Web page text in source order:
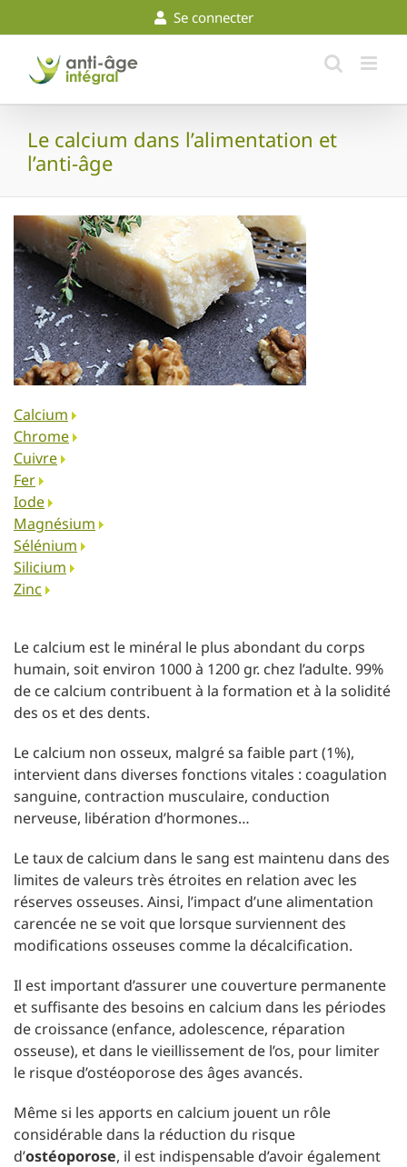
to
content
Se connecter
Le calcium dans l’alimentation et
l’anti-âge
Calcium
Chrome
Cuivre
Fer
Iode
Magnésium
Sélénium
Silicium
Zinc
Le calcium est le minéral le plus abondant du corps
humain, soit environ 1000 à 1200 gr. chez l’adulte. 99%
de ce calcium contribuent à la formation et à la solidité
des os et des dents.
Le calcium non osseux, malgré sa faible part (1%),
intervient dans diverses fonctions vitales : coagulation
sanguine, contraction musculaire, conduction
nerveuse, libération d’hormones…
Le taux de calcium dans le sang est maintenu dans des
limites de valeurs très étroites en relation avec les
réserves osseuses. Ainsi, l’impact d’une alimentation
carencée ne se voit que lorsque surviennent des
modifications osseuses comme la décalcification.
Il est important d’assurer une couverture permanente
et suffisante des besoins en calcium dans les périodes
de croissance (enfance, adolescence, réparation
osseuse), et dans le vieillissement de l’os, pour limiter
le risque d’ostéoporose des âges avancés.
Même si les apports en calcium jouent un rôle
considérable dans la réduction du risque
d’ostéoporose, il est indispensable d’avoir également